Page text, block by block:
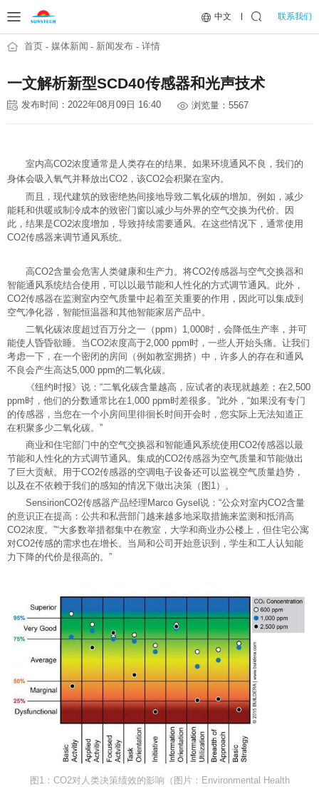
中文 联系我们
首页 媒体新闻 新闻发布 详情
一文解析新型SCD40传感器和光声技术
发布时间：2022年08月09日 16:40 浏览量：5567
室内高CO2浓度通常是人类存在的结果。如果环境通风不良，我们的
身体会吸入氧气并释放出CO2，该CO2会积聚在室内。
而且，现代建筑的致密绝热间接地导致二氧化碳的增加。例如，减少
能耗和供暖或制冷成本的致密门窗以减少与外界的空气交换为代价。因
此，结果是CO2浓度增加，导致持续需要通风。在这些情况下，通常使用
CO2传感器来调节通风系统。
高CO2含量会危害人类健康和生产力。将CO2传感器与空气交换器和
智能通风系统结合使用，可以以最节能和人性化的方式调节通风。此外，
CO2传感器在监测室内空气质量中起着至关重要的作用，因此可以集成到
空气净化器，智能恒温器和其他智能家居产品中。
二氧化碳浓度超过百万分之一（ppm）1,000时，会降低生产率，并可
能使人昏昏欲睡。当CO2浓度高于2,000 ppm时，一些人开始头痛。让我们
考虑一下，在一个密闭的房间（例如教室拥挤）中，许多人的存在和通风
不良会产生高达5,000 ppm的二氧化碳。
《纽约时报》说：“二氧化碳含量越高，应试者的表现就越差；在2,500
ppm时，他们的分数通常比在1,000 ppm时差很多。”此外，“如果没有专门
的传感器，当您在一个小房间里徘徊长时间开会时，您实际上无法知道正
在积聚多少二氧化碳。”
商业和住宅部门中的空气交换器和智能通风系统使用CO2传感器以最
节能和人性化的方式调节通风。集成的CO2传感器为空气质量和节能做出
了巨大贡献。用于CO2传感器的空调电子设备还可以监视空气质量趋势，
以及在不依赖于我们的感知的情况下做出决策（图1）。
SensirionCO2传感器产品经理Marco Gysel说：“公众对室内CO2含量
的意识正在提高：公共和私营部门越来越多地采取措施来监测和抵消高
CO2浓度。”“大多数举措都集中在教室，大学和商业办公楼上，但住宅公寓
对CO2传感的需求也在增长。当局和公司开始意识到，学生和工人认知能
力下降的代价是很高的。”
图1：CO2对人类决策绩效的影响（图片：Environmental Health